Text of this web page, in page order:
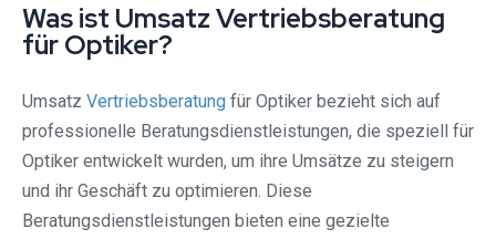
Was ist Umsatz Vertriebsberatung
für Optiker?
Umsatz Vertriebsberatung für Optiker bezieht sich auf
professionelle Beratungsdienstleistungen, die speziell für
Optiker entwickelt wurden, um ihre Umsätze zu steigern
und ihr Geschäft zu optimieren. Diese
Beratungsdienstleistungen bieten eine gezielte